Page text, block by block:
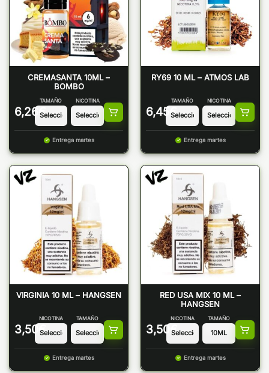
CREMASANTA 10ML –
BOMBO
6,26 €
TAMAÑO NICOTINA
Entrega martes
RY69 10 ML – ATMOS LAB
6,45 €
TAMAÑO NICOTINA
Entrega martes
VIRGINIA 10 ML – HANGSEN
3,50 €
NICOTINA TAMAÑO
Entrega martes
RED USA MIX 10 ML –
HANGSEN
3,50 €
NICOTINA TAMAÑO
Entrega martes